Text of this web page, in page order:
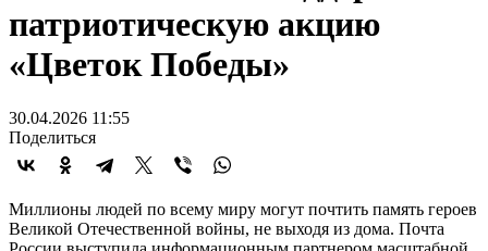
патриотическую акцию
«Цветок Победы»
30.04.2026 11:55
Поделиться
Миллионы людей по всему миру могут почтить память героев
Великой Отечественной войны, не выходя из дома. Почта